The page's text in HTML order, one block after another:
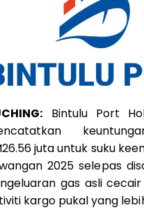
Bintulu Port
juta untuk suku
2025 selepas
gas asli
kargo pukal yang